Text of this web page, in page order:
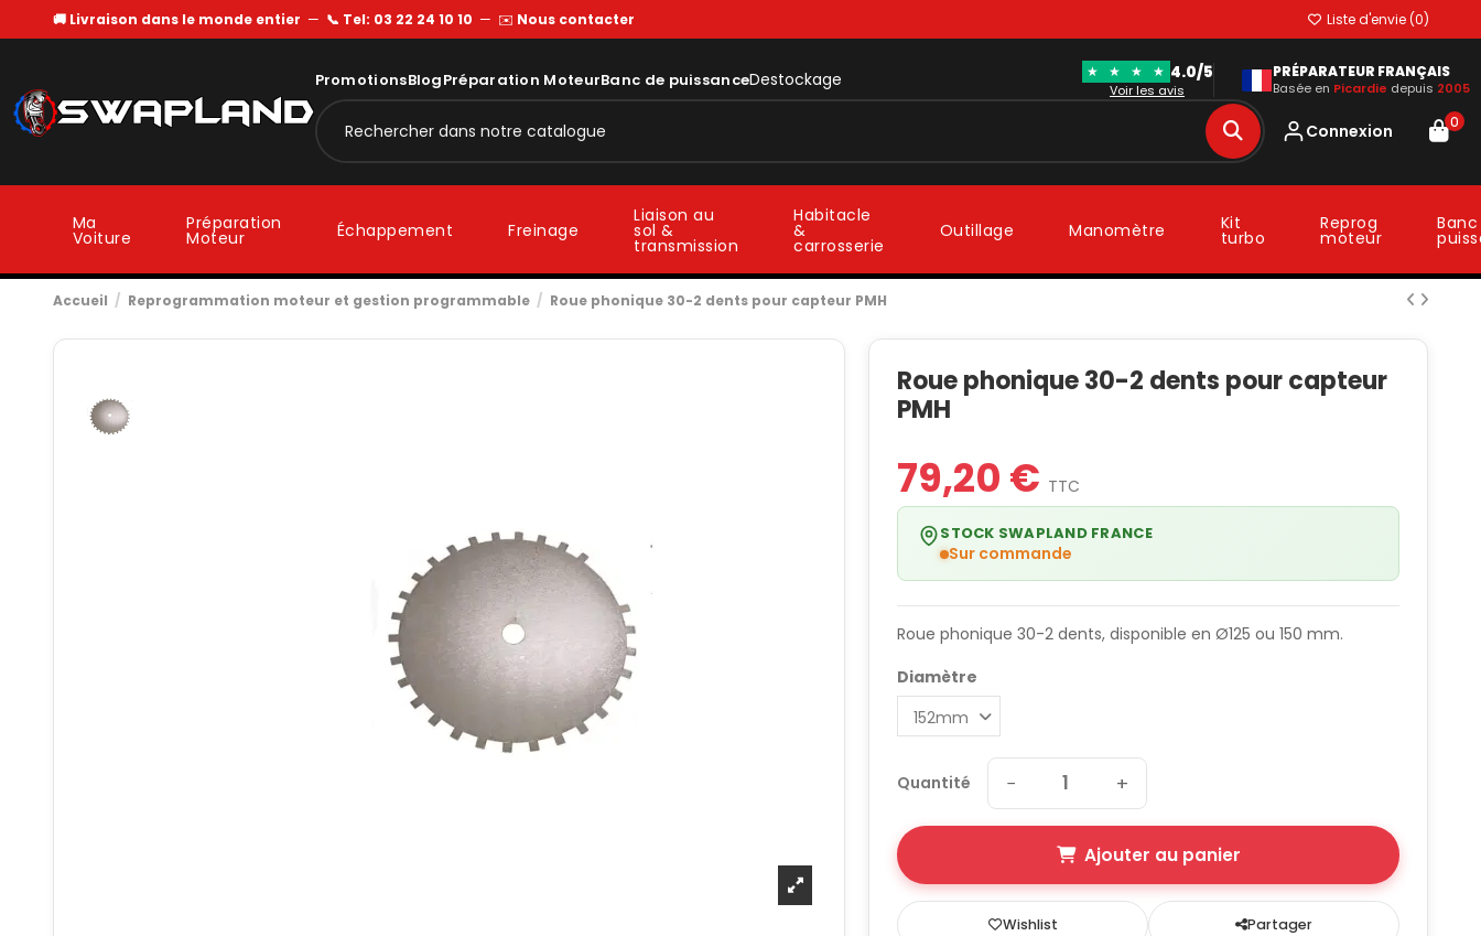
🚚 Livraison dans le monde entier — 📞 Tel: 03 22 24 10 10 — ✉️ Nous contacter Liste d'envie (0)
PromotionsBlogPréparation MoteurBanc de puissanceDestockage ★ ★ ★ ★ 4.0/5
Voir les avis
PRÉPARATEUR FRANÇAIS
Basée en Picardie depuis 2005
Connexion 0
Ma
Voiture
Préparation
Moteur Échappement Freinage
Liaison au
sol &
transmission
Habitacle
&
carrosserie
Outillage Manomètre Kit
turbo
Reprog
moteur
Accueil Reprogrammation moteur et gestion programmable Roue phonique 30-2 dents pour capteur PMH
Roue phonique 30-2 dents pour capteur
PMH
79,20 € TTC
STOCK SWAPLAND FRANCE
Sur commande
Roue phonique 30-2 dents, disponible en Ø125 ou 150 mm.
Diamètre
Quantité − +
Ajouter au panier
Wishlist Partager